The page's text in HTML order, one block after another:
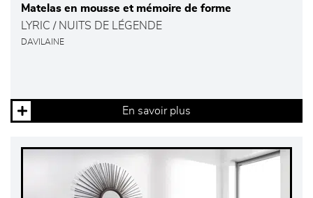
Matelas en mousse et mémoire de forme
LYRIC / NUITS DE LÉGENDE
DAVILAINE
En savoir plus